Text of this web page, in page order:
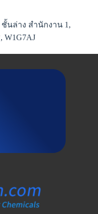
ชั้นล่าง สำนักงาน 1,